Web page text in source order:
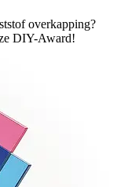
overkapping?
DIY-Award!